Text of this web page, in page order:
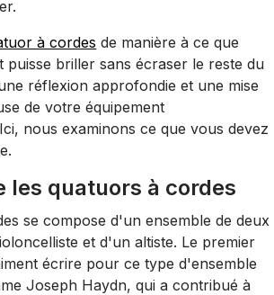
à cordes de manière à ce que
puisse briller sans écraser le reste du
réflexion approfondie et une mise
de votre équipement
nous examinons ce que vous devez
les quatuors à cordes
se compose d'un ensemble de deux
et d'un altiste. Le premier
écrire pour ce type d'ensemble
Joseph Haydn, qui a contribué à